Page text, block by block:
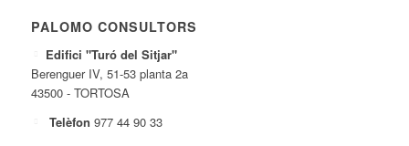
PALOMO CONSULTORS
Edifici "Turó del Sitjar"
Berenguer IV, 51-53 planta 2a
43500 - TORTOSA
Telèfon 977 44 90 33